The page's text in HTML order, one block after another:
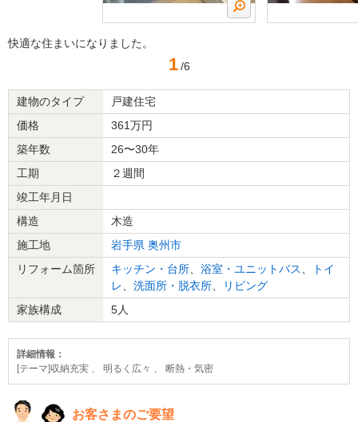
快適な住まいになりました。
1 /6
建物のタイプ
戸建住宅
価格
361万円
築年数
26〜30年
工期
２週間
竣工年月日
構造
木造
施工地
岩手県 奥州市
リフォーム箇所
キッチン・台所 浴室・ユニットバス
トイ
レ
洗面所・脱衣所
リビング
家族構成
5人
詳細情報：
[テーマ]収納充実 、 明るく広々 、 断熱・気密
お客さまのご要望